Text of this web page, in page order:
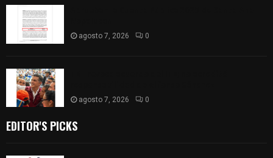
agosto 7, 2026 0
agosto 7, 2026 0
EDITOR'S PICKS